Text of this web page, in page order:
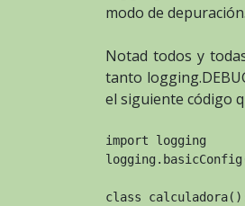
modo de depuración.
Notad todos y
tanto
el siguiente código
import logging
class